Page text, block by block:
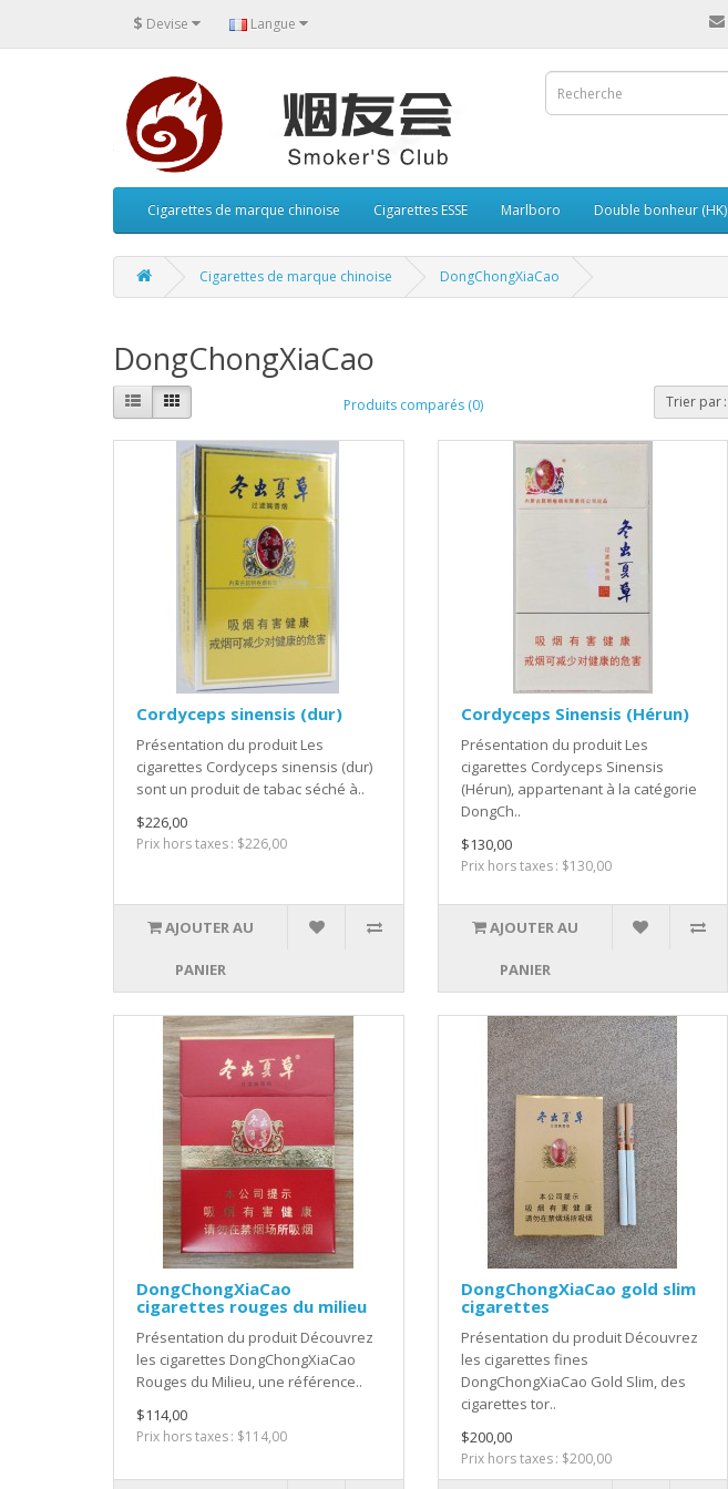
$ Devise Langue
Cigarettes de marque chinoise Cigarettes ESSE Marlboro Double bonheur (HK)
Cigarettes de marque chinoise DongChongXiaCao
DongChongXiaCao
Produits comparés (0) Trier par :
Cordyceps sinensis (dur)
Présentation du produit Les
cigarettes Cordyceps sinensis (dur)
sont un produit de tabac séché à..
$226,00
Prix hors taxes : $226,00
AJOUTER AU
PANIER
Cordyceps Sinensis (Hérun)
Présentation du produit Les
cigarettes Cordyceps Sinensis
(Hérun), appartenant à la catégorie
DongCh..
$130,00
Prix hors taxes : $130,00
AJOUTER AU
PANIER
DongChongXiaCao
cigarettes rouges du milieu
Présentation du produit Découvrez
les cigarettes DongChongXiaCao
Rouges du Milieu, une référence..
$114,00
Prix hors taxes : $114,00
DongChongXiaCao gold slim
cigarettes
Présentation du produit Découvrez
les cigarettes fines
DongChongXiaCao Gold Slim, des
cigarettes tor..
$200,00
Prix hors taxes : $200,00